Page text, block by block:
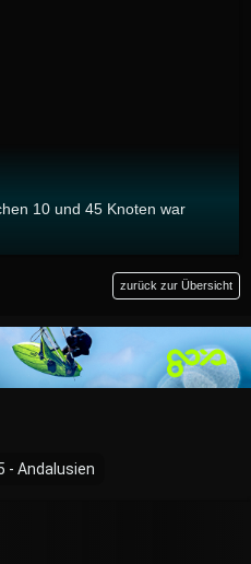
10 und 45 Knoten war
zurück zur Übersicht
- Andalusien